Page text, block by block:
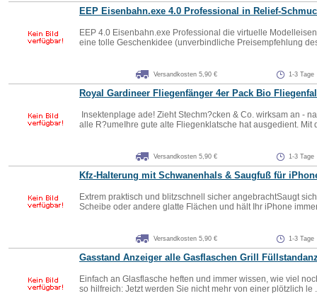
EEP Eisenbahn.exe 4.0 Professional in Relief-
EEP 4.0 Eisenbahn.exe Professional die virtuelle
eine tolle Geschenkidee (unverbindliche Preisempfehlung
Versandkosten 5,90 € 1-3 Tage
Royal Gardineer Fliegenfänger 4er Pack Bio
Insektenplage ade! Zieht Stechm?cken & Co. wirksam an -
alle R?umeIhre gute alte Fliegenklatsche hat ausgedient. Mit
Versandkosten 5,90 € 1-3 Tage
Kfz-Halterung mit Schwanenhals & Saugfuß für
Extrem praktisch und blitzschnell sicher angebrachtSaugt
Scheibe oder andere glatte Flächen und hält Ihr iPhone
Versandkosten 5,90 € 1-3 Tage
Gasstand Anzeiger alle Gasflaschen Grill
Einfach an Glasflasche heften und immer wissen, wie viel
so hilfreich: Jetzt werden Sie nicht mehr von einer plötzlich le